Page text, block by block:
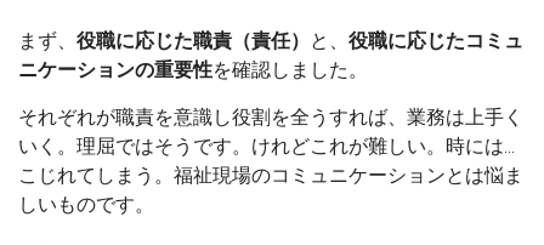
まず、 役職に応じた職責（責任） と、 役職に応じたコミュ
ニケーションの重要性を確認しました。
それぞれが職責を意識し役割を全うすれば、業務は上手く
いく。理屈ではそうです。けれどこれが難しい。時には…
こじれてしまう。福祉現場のコミュニケーションとは悩ま
しいものです。